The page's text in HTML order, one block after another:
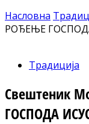
Насловна
РОЂЕЊЕ
Традиција
Свештеник
ГОСПОДА